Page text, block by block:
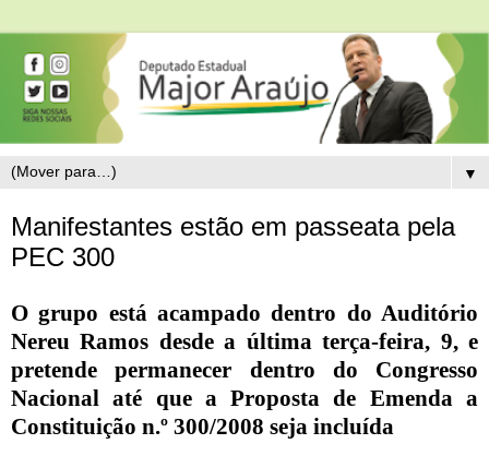
▼
Manifestantes estão em passeata pela
PEC 300
O grupo está acampado dentro do Auditório
Nereu Ramos desde a última terça-feira, 9, e
pretende permanecer dentro do Congresso
Nacional até que a Proposta de Emenda a
Constituição n.º 300/2008 seja incluída